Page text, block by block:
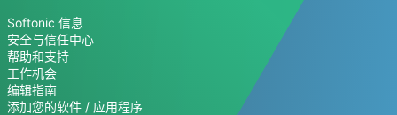
Softonic 信息
安全与信任中心
帮助和支持
工作机会
编辑指南
添加您的软件 / 应用程序